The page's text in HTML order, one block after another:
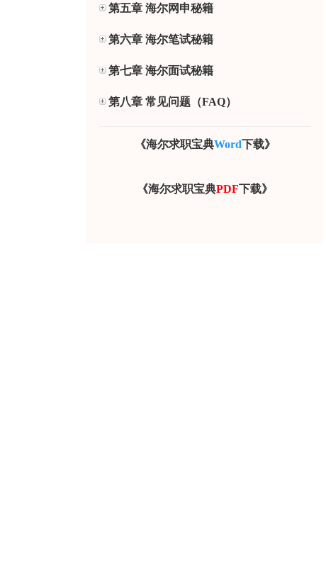
第五章 海尔网申秘籍
第六章 海尔笔试秘籍
第七章 海尔面试秘籍
第八章 常见问题（FAQ）
《海尔求职宝典Word下载》
《海尔求职宝典PDF下载》